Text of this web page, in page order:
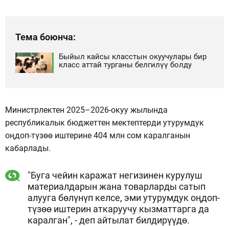
Тема боюнча:
Быйыл кайсы класстын окуучулары бир
класс аттай турганы белгилүү болду
Министрлектен 2025–2026-окуу жылында
республикалык бюджеттен мектептерди утурумдук
оңдоп-түзөө иштерине 404 млн сом каралганын
кабарлады.
"Буга чейин каражат негизинен курулуш
материалдарын жана товарларды сатып
алууга бөлүнүп келсе, эми утурумдук оңдоп-
түзөө иштерин аткаруучу кызматтарга да
каралган", - деп айтылат билдирүүдө.